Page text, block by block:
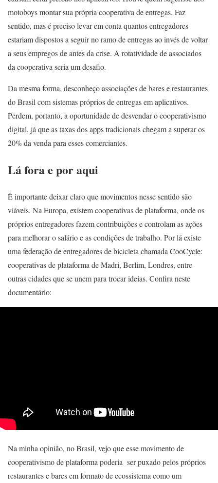
motoboys montar sua própria cooperativa de entregas. Faz
sentido, mas é preciso levar em conta quantos entregadores
estariam dispostos a seguir no ramo de entregas ao invés de voltar
a seus empregos de antes da crise. A rotatividade de associados
da cooperativa seria um desafio.
Da mesma forma, desconheço associações de bares e restaurantes
do Brasil com sistemas próprios de entregas em aplicativos.
Perdem, portanto, a oportunidade de desvendar o cooperativismo
digital, já que as taxas dos apps tradicionais chegam a superar os
20% da venda para esses comerciantes.
Lá fora e por aqui
É importante deixar claro que movimentos nesse sentido são
viáveis. Na Europa, existem cooperativas de plataforma, onde os
próprios entregadores fazem contribuições e controlam as ações
para melhorar o salário e as condições de trabalho. Por lá existe
uma federação de entregadores de bicicleta chamada CooCycle:
cooperativas de plataforma de Madri, Berlim, Londres, entre
outras cidades que se unem para trocar ideias. Confira neste
documentário:
Na minha opinião, no Brasil, vejo que esse movimento de
cooperativismo de plataforma poderia ser puxado pelos próprios
restaurantes e bares em formato de ecossistema como um